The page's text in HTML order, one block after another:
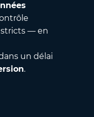
stricts — en
un délai
.